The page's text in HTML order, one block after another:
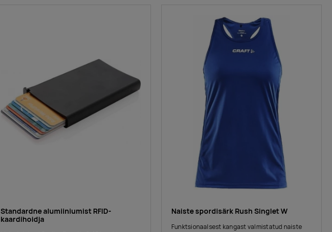
Standardne alumiiniumist RFID-
kaardihoidja
Naiste spordisärk Rush Singlet W
Funktsionaalsest kangast valmistatud naiste